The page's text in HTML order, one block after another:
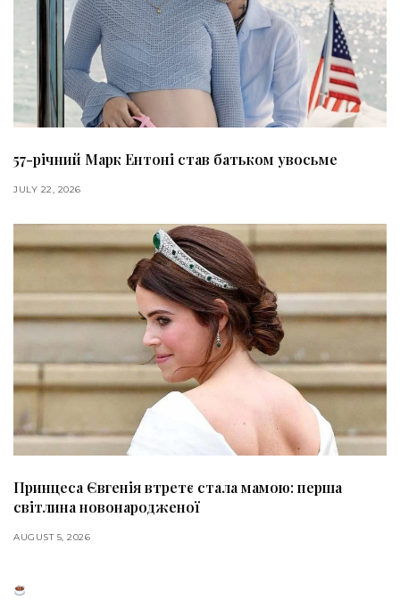
57-річний Марк Ентоні став батьком увосьме
JULY 22, 2026
Принцеса Євгенія втретє стала мамою: перша
світлина новонародженої
AUGUST 5, 2026